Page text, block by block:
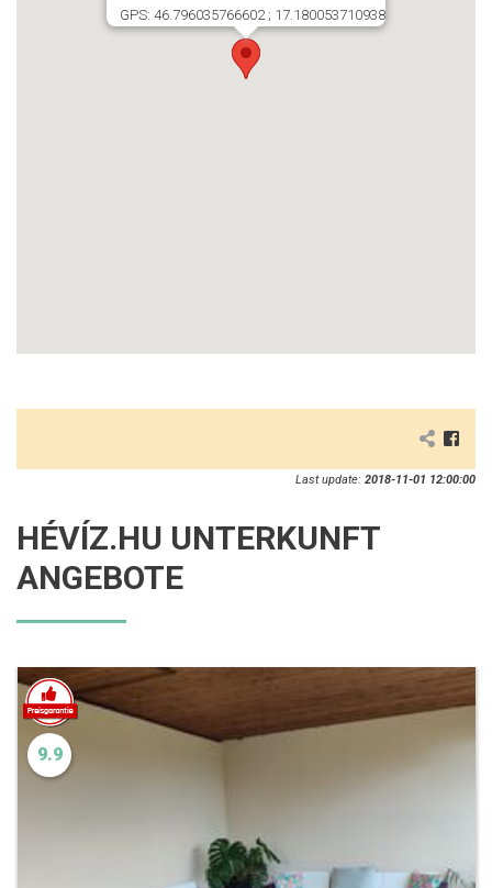
GPS: 46.796035766602 ; 17.180053710938
Last update: 2018-11-01 12:00:00
HÉVÍZ.HU UNTERKUNFT
ANGEBOTE
9.9